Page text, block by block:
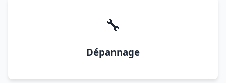
🔧
Dépannage